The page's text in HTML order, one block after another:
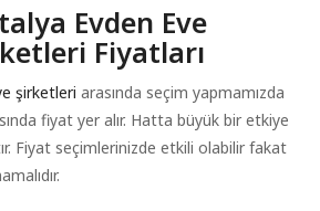
Evden Eve
Fiyatları
şirketleri arasında seçim yapmamızda
fiyat yer alır. Hatta büyük bir etkiye
Fiyat seçimlerinizde etkili olabilir fakat